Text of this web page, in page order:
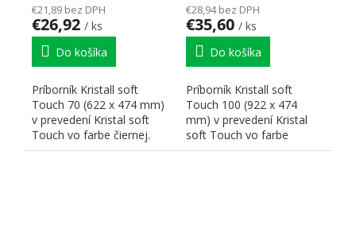
€21,89 bez DPH
€26,92 / ks
Do košíka
Príborník Kristall soft
Touch 70 (622 x 474 mm)
v prevedení Kristal soft
Touch vo farbe čiernej.
Rozmery zodpovedajú...
€28,94 bez DPH
€35,60 / ks
Do košíka
Príborník Kristall soft
Touch 100 (922 x 474
mm) v prevedení Kristal
soft Touch vo farbe
čiernej. Rozmery